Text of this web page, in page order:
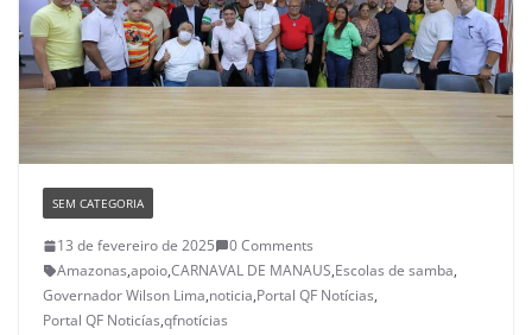
SEM CATEGORIA
13 de fevereiro de 2025
0 Comments
Amazonas,apoio,CARNAVAL DE MANAUS,Escolas de samba,
Governador Wilson Lima,noticia,Portal QF Notícias,
Portal QF Noticías,qfnotícias